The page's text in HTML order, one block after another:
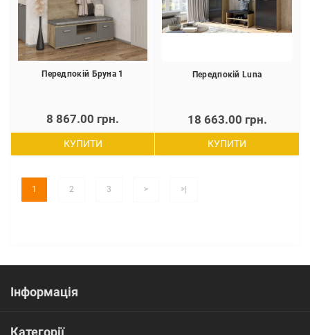
Передпокій Бруна 1
8 867.00 грн.
КУПИТИ
Передпокій Luna
18 663.00 грн.
КУПИТИ
1 2 3 > >|
Інформація
Категорії